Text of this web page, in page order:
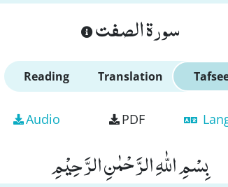
سورة الصفت
Reading Translation
Audio PDF
بِسْمِ اللّٰهِ الرَّحْمٰنِ الرَّحِیْمِ